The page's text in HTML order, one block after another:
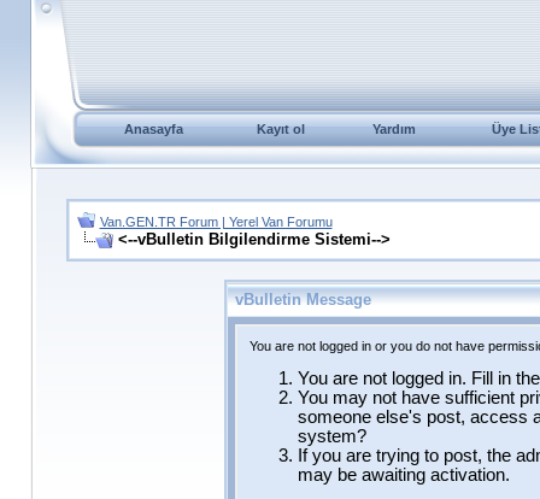
Anasayfa Kayıt ol Yardım Üye
Van.GEN.TR Forum | Yerel Van Forumu
<--vBulletin Bilgilendirme Sistemi-->
vBulletin Message
You are not logged in or you do not have
You are not logged in. Fill in
You may not have sufficient
someone else's post, access
system?
If you are trying to post, the
may be awaiting activation.